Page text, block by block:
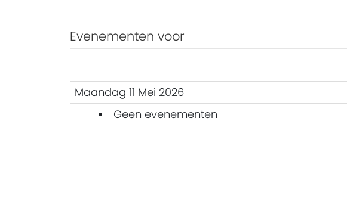
Evenementen voor
Maandag 11 Mei 2026
Geen evenementen